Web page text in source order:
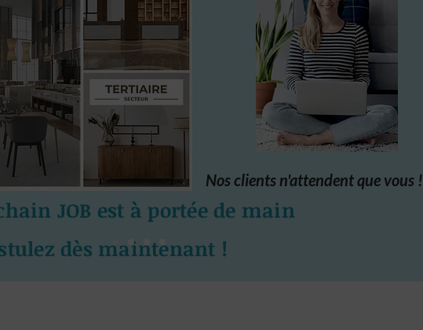
Nos clients n'attendent que vous !
JOB est à portée de main
dès maintenant !